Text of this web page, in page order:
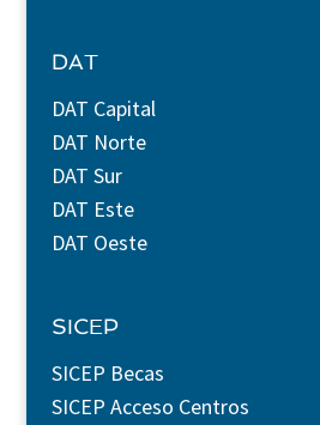
DAT
DAT Capital
DAT Norte
DAT Sur
DAT Este
DAT Oeste
SICEP
SICEP Becas
SICEP Acceso Centros